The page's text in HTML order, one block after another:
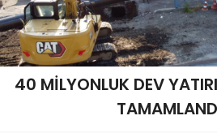
40 MİLYONLUK DEV